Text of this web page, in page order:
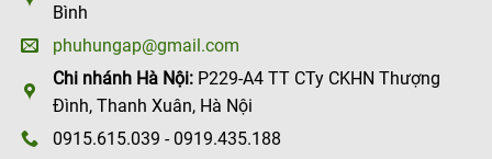
Bình
phuhungap@gmail.com
Chi nhánh Hà Nội: P229-A4 TT CTy CKHN Thượng
Đình, Thanh Xuân, Hà Nội
0915.615.039 - 0919.435.188